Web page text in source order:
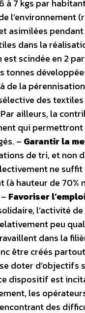
à 7 kgs par
l’environnement
asimilées
dans la
scindée en 2
tonnes
de la
des
ailleurs, la
qui permettront
– Garantir la
de tri, et non
ne
(à hauteur de 70%
Favoriser
l’activité
peu
dans la
être créés
doter d’objectifs
dispositif est
les
des